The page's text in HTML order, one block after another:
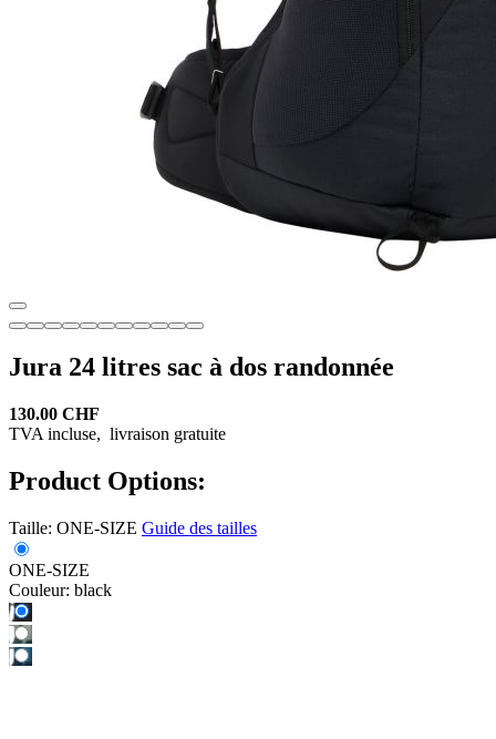
Jura 24 litres sac à dos randonnée
130.00 CHF
TVA incluse, livraison gratuite
Product Options:
Taille: ONE-SIZE Guide des tailles
ONE-SIZE
Couleur: black